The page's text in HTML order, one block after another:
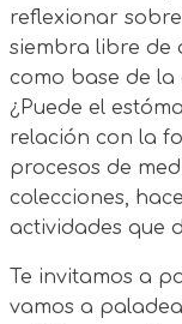
reflexionar
siembra libre de
como base de la
¿Puede el
relación con la
procesos de
colecciones,
actividades que
Te invitamos a
vamos a